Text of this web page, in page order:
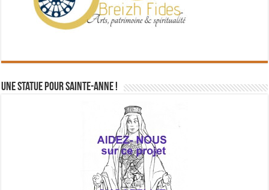
Une statue pour Sainte-Anne !